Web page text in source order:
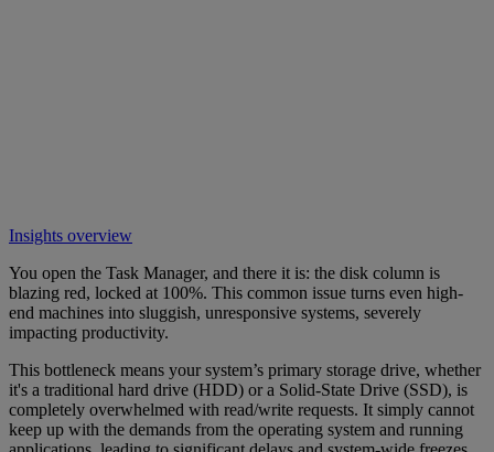
Insights overview
You open the Task Manager, and there it is: the disk column is
blazing red, locked at 100%. This common issue turns even high-
end machines into sluggish, unresponsive systems, severely
impacting productivity.
This bottleneck means your system’s primary storage drive, whether
it's a traditional hard drive (HDD) or a Solid-State Drive (SSD), is
completely overwhelmed with read/write requests. It simply cannot
keep up with the demands from the operating system and running